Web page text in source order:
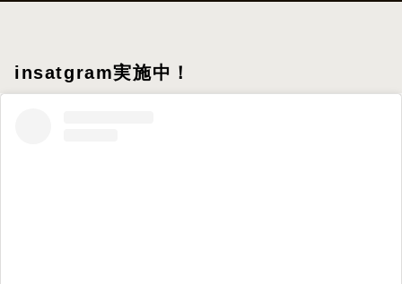
insatgram実施中！